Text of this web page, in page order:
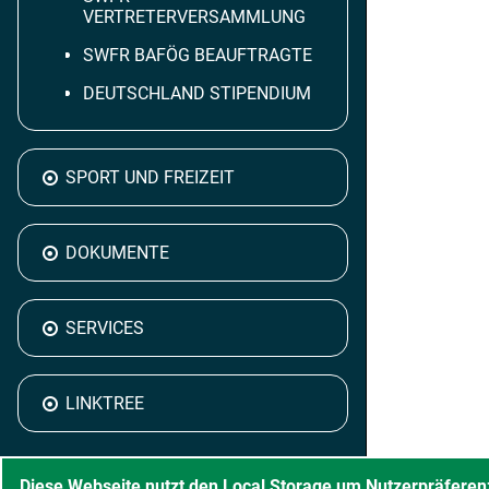
VERTRETERVERSAMMLUNG
SWFR BAFÖG BEAUFTRAGTE
DEUTSCHLAND STIPENDIUM
SPORT UND FREIZEIT
DOKUMENTE
SERVICES
LINKTREE